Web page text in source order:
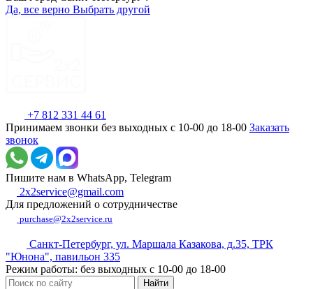
Да, все верно Выбрать другой
+7 812 331 44 61
Принимаем звонки без выходных с 10-00 до 18-00 Заказать
звонок
Пишите нам в WhatsApp, Telegram
2x2service@gmail.com
Для предложений о сотрудничестве
purchase@2x2service.ru
Санкт-Петербург, ул. Маршала Казакова, д.35, ТРК
"Юнона", павильон 335
Режим работы: без выходных с 10-00 до 18-00